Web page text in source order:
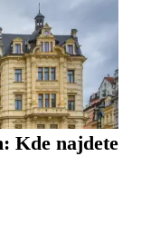
Kde najdete